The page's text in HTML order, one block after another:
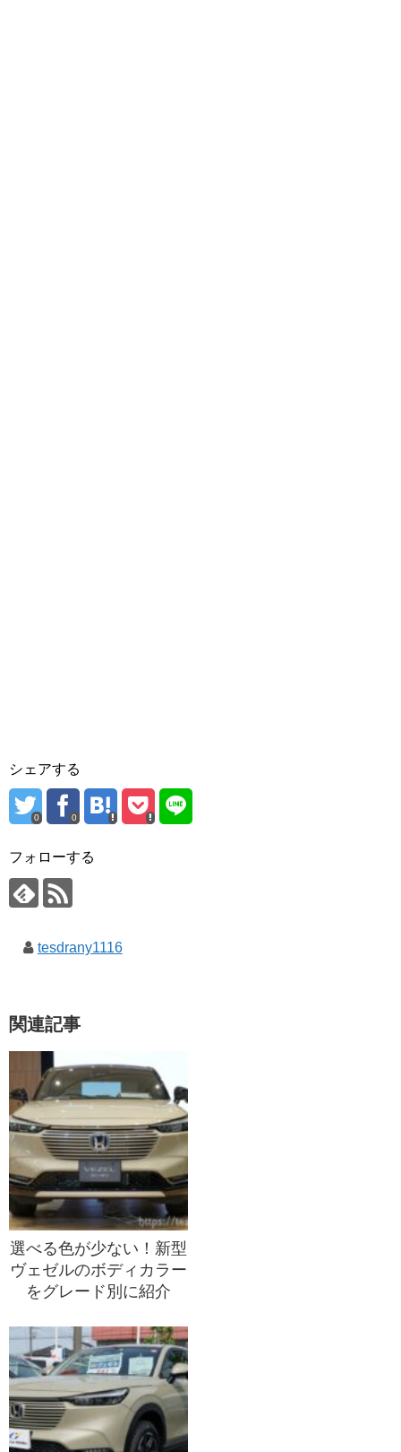
シェアする
0 0
フォローする
tesdrany1116
関連記事
選べる色が少ない！新型
ヴェゼルのボディカラー
をグレード別に紹介